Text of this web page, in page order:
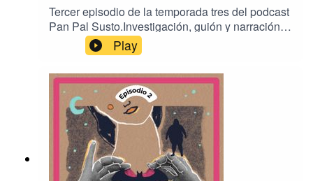
Tercer episodio de la temporada tres del podcast
Pan Pal Susto.Investigación, guión y narración
por Maricarmen Climént.Producción, mezcla,
música y diseño sonoro por Carlos Antonio
Sánchez.Ilustración por Tania María Carrillo.
Play